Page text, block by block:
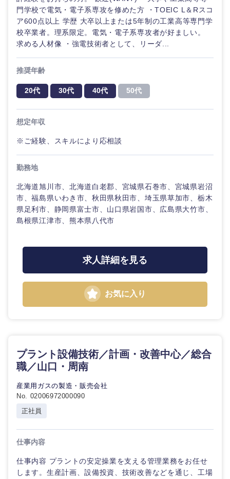
門学校で電気・電子系専攻を修めた方 ・TOEIC L＆Rスコ
ア600点以上 学歴 大卒以上または5年制の工業高等専門学
校卒業者。理系限定。電気・電子系専攻者が好ましい。
求める人材像 ・強電技術者として、リーダ...
推奨年齢
20代 30代 40代 50代
想定年収
※ご経験、スキルにより応相談
勤務地
北海道旭川市、北海道白老郡、宮城県石巻市、宮城県岩沼
市、福島県いわき市、秋田県秋田市、埼玉県草加市、栃木
県足利市、静岡県富士市、山口県岩国市、広島県大竹市、
島根県江津市、熊本県八代市
求人詳細を見る
お気に入り
プラント設備技術／計画・改善中心／総合
職／山口・周南
産業用ガスの製造・販売会社
No. 02006972000090
正社員
仕事内容
仕事内容 プラントの安定操業を支える管理業務をお任せ
します。生産計画、設備投資、技術改善などを通じ、工場